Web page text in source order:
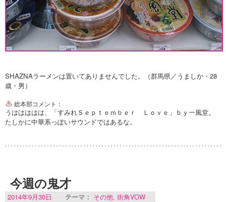
SHAZNAラーメンは置いてありませんでした。（群馬県／うましか・28
歳・男）
総本部コメント：
うははははは、「すみれＳｅｐｔｅｍｂｅｒ Ｌｏｖｅ」ｂｙ一風堂。
たしかに中華系っぽいサウンドではあるな。
今週の鬼才
2014年9月30日 テーマ： その他, 街角VOW